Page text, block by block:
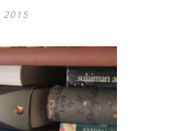
2015